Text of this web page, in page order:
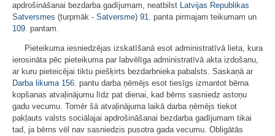
apdrošināšanai bezdarba gadījumam, neatbilst Latvijas Republikas
Satversmes (turpmāk - Satversme) 91. panta pirmajam teikumam un
109. pantam.
Pieteikuma iesniedzējas izskatīšanā esot administratīvā lieta, kura
ierosināta pēc pieteikuma par labvēlīga administratīvā akta izdošanu,
ar kuru pieteicējai tiktu piešķirts bezdarbnieka pabalsts. Saskaņā ar
Darba likuma 156. pantu darba ņēmējs esot tiesīgs izmantot bērna
kopšanas atvaļinājumu līdz pat dienai, kad bērns sasniedz astoņu
gadu vecumu. Tomēr šā atvaļinājuma laikā darba ņēmējs tiekot
pakļauts valsts sociālajai apdrošināšanai bezdarba gadījumam tikai
tad, ja bērns vēl nav sasniedzis pusotra gada vecumu. Obligātās